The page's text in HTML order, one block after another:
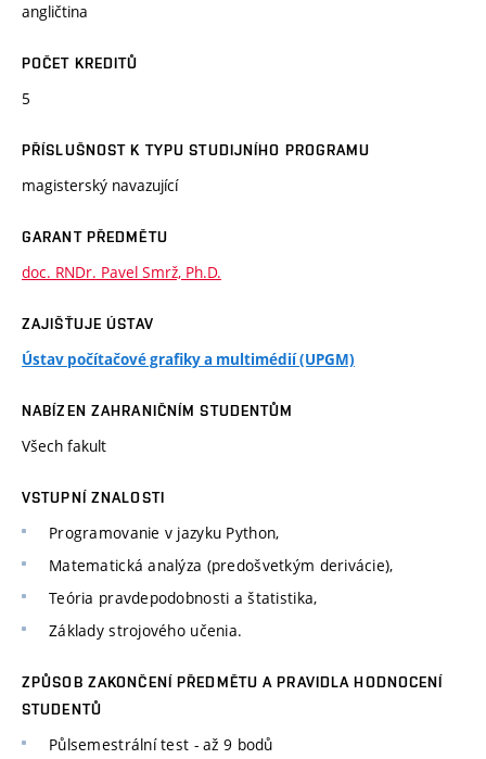
angličtina
POČET KREDITŮ
5
PŘÍSLUŠNOST K TYPU STUDIJNÍHO PROGRAMU
magisterský navazující
GARANT PŘEDMĚTU
doc. RNDr. Pavel Smrž, Ph.D.
ZAJIŠŤUJE ÚSTAV
Ústav počítačové grafiky a multimédií (UPGM)
NABÍZEN ZAHRANIČNÍM STUDENTŮM
Všech fakult
VSTUPNÍ ZNALOSTI
Programovanie v jazyku Python,
Matematická analýza (predošvetkým derivácie),
Teória pravdepodobnosti a štatistika,
Základy strojového učenia.
ZPŮSOB ZAKONČENÍ PŘEDMĚTU A PRAVIDLA HODNOCENÍ
STUDENTŮ
Půlsemestrální test - až 9 bodů